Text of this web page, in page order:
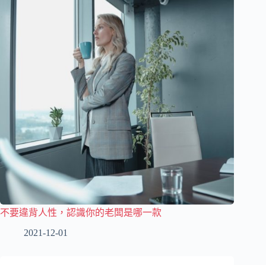
不要違背人性，認識你的老闆是哪一款
2021-12-01